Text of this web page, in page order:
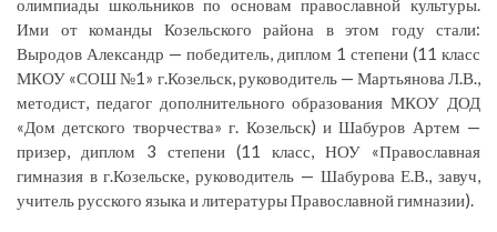
олимпиады школьников по основам православной культуры.
Ими от команды Козельского района в этом году стали:
Выродов Александр — победитель, диплом 1 степени (11 класс
МКОУ «СОШ №1» г.Козельск, руководитель — Мартьянова Л.В.,
методист, педагог дополнительного образования МКОУ ДОД
«Дом детского творчества» г. Козельск) и Шабуров Артем —
призер, диплом 3 степени (11 класс, НОУ «Православная
гимназия в г.Козельске, руководитель — Шабурова Е.В., завуч,
учитель русского языка и литературы Православной гимназии).